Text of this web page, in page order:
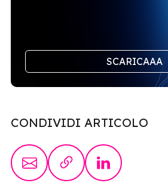
SCARICAAA
CONDIVIDI ARTICOLO